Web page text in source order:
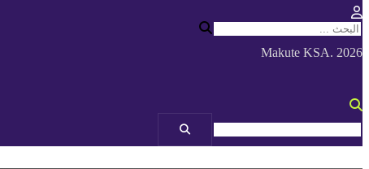
Makute KSA. 2026